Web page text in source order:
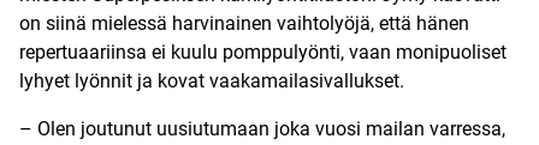
on siinä mielessä harvinainen vaihtolyöjä, että hänen
repertuaariinsa ei kuulu pomppulyönti, vaan monipuoliset
lyhyet lyönnit ja kovat vaakamailasivallukset.
– Olen joutunut uusiutumaan joka vuosi mailan varressa,